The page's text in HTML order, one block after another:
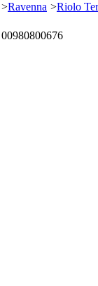
>Ravenna >Riolo